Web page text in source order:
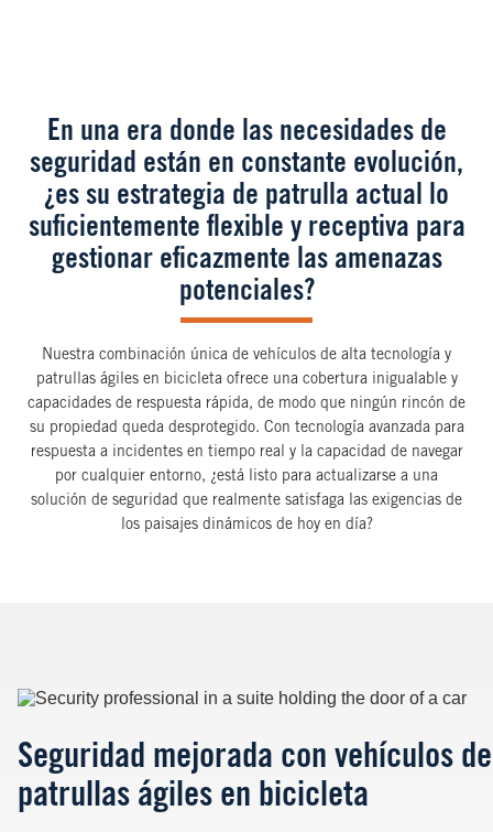
En una era donde las necesidades de
seguridad están en constante evolución,
¿es su estrategia de patrulla actual lo
suficientemente flexible y receptiva para
gestionar eficazmente las amenazas
potenciales?
Nuestra combinación única de vehículos de alta tecnología y
patrullas ágiles en bicicleta ofrece una cobertura inigualable y
capacidades de respuesta rápida, de modo que ningún rincón de
su propiedad queda desprotegido. Con tecnología avanzada para
respuesta a incidentes en tiempo real y la capacidad de navegar
por cualquier entorno, ¿está listo para actualizarse a una
solución de seguridad que realmente satisfaga las exigencias de
los paisajes dinámicos de hoy en día?
Image
Seguridad mejorada con vehículos
patrullas ágiles en bicicleta